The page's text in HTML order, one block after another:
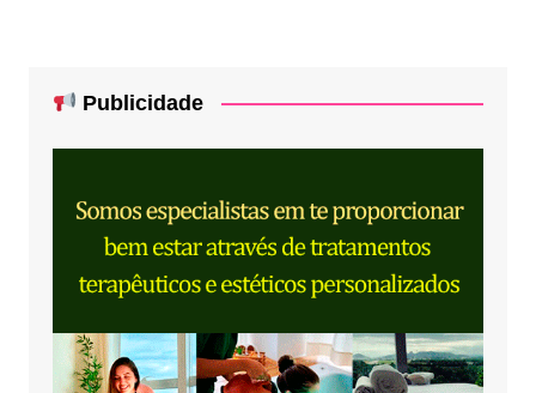
Publicidade